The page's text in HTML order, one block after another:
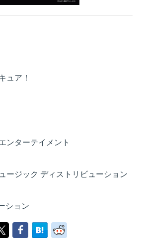
ュア！
ンターテイメント
ージック ディストリビューション
ション